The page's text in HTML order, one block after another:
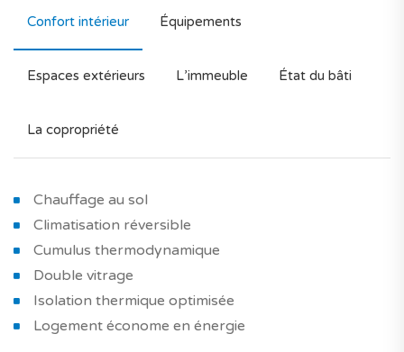
Confort intérieur Équipements
Espaces extérieurs L’immeuble État du bâti
La copropriété
Chauffage au sol
Climatisation réversible
Cumulus thermodynamique
Double vitrage
Isolation thermique optimisée
Logement économe en énergie